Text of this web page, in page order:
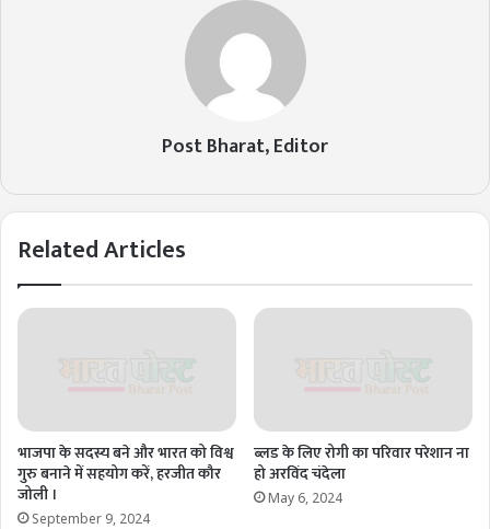
Post Bharat, Editor
Related Articles
भाजपा के सदस्य बने और भारत को विश्व
गुरु बनाने में सहयोग करें, हरजीत कौर
जोली ।
September 9, 2024
ब्लड के लिए रोगी का परिवार परेशान ना
हो अरविंद चंदेला
May 6, 2024